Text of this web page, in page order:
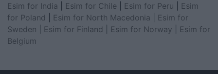
Esim for India
Esim for Chile Esim for Peru
Esim
for Poland
Esim for North Macedonia
Esim for
Sweden
Esim for Finland Esim for Norway
Esim for
Belgium